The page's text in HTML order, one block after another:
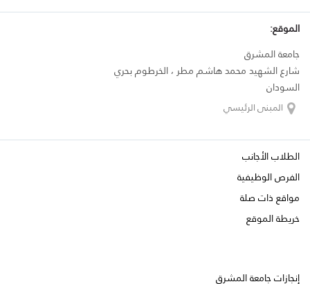
الموقع:
جامعة المشرق
شارع الشهيد محمد هاشم مطر ، الخرطوم بحري
السودان
المبنى الرئيسي
الطلاب الأجانب
الفرص الوظيفية
مواقع ذات صلة
خريطة الموقع
إنجازات جامعة المشرق